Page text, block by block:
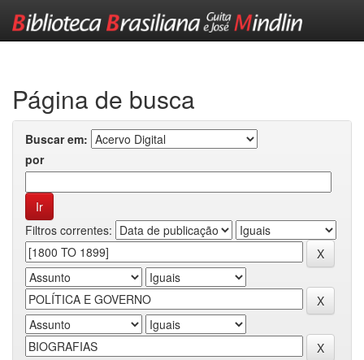
Página de busca
Buscar em:
por
Filtros correntes: